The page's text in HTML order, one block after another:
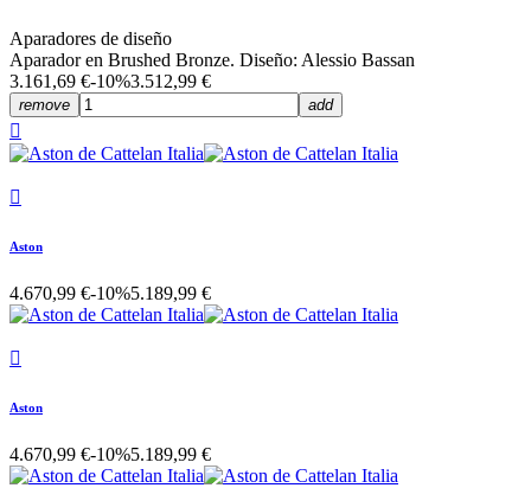
Aparadores de diseño
Aparador en Brushed Bronze. Diseño: Alessio Bassan
3.161,69 €-10%3.512,99 €
remove add


Aston
4.670,99 €-10%5.189,99 €

Aston
4.670,99 €-10%5.189,99 €